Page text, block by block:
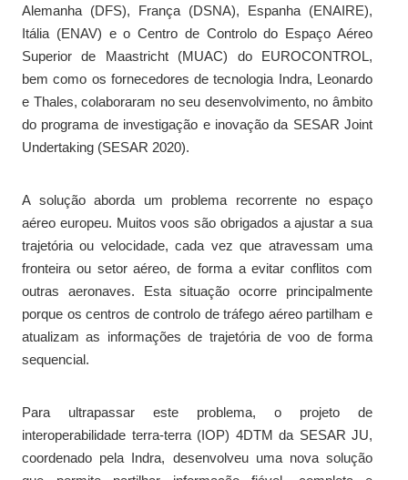
Alemanha (DFS), França (DSNA), Espanha (ENAIRE),
Itália (ENAV) e o Centro de Controlo do Espaço Aéreo
Superior de Maastricht (MUAC) do EUROCONTROL,
bem como os fornecedores de tecnologia Indra, Leonardo
e Thales, colaboraram no seu desenvolvimento, no âmbito
do programa de investigação e inovação da SESAR Joint
Undertaking (SESAR 2020).
A solução aborda um problema recorrente no espaço
aéreo europeu. Muitos voos são obrigados a ajustar a sua
trajetória ou velocidade, cada vez que atravessam uma
fronteira ou setor aéreo, de forma a evitar conflitos com
outras aeronaves. Esta situação ocorre principalmente
porque os centros de controlo de tráfego aéreo partilham e
atualizam as informações de trajetória de voo de forma
sequencial.
Para ultrapassar este problema, o projeto de
interoperabilidade terra-terra (IOP) 4DTM da SESAR JU,
coordenado pela Indra, desenvolveu uma nova solução